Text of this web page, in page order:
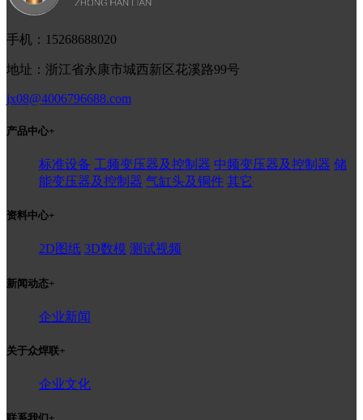
手机：15268688020
地址：浙江省永康市城西新区花溪路99号
jx08@4006796688.com
产品中心+
标准设备 工频变压器及控制器 中频变压器及控制器 储
能变压器及控制器 气缸头及铜件 其它
资料中心+
2D图纸 3D数模 测试视频
新闻动态+
企业新闻
关于众焊联+
企业文化